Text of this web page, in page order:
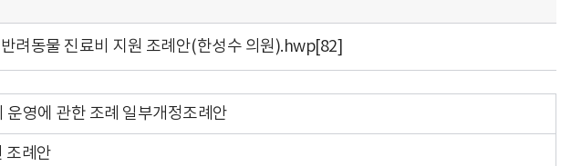
려동물 진료비 지원 조례안(한성수 의원).hwp[82]
영에 관한 조례 일부개정조례안
조례안